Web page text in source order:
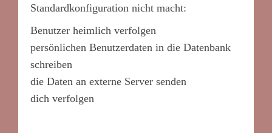
Standardkonfiguration nicht macht:
Benutzer heimlich verfolgen
persönlichen Benutzerdaten in die Datenbank
schreiben
die Daten an externe Server senden
dich verfolgen